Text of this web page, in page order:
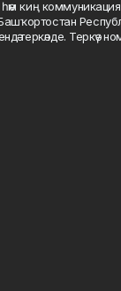
киң
Башҡортостан
теркәлде. Теркәү